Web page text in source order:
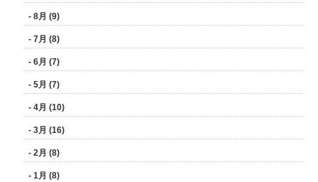
- 8月 (9)
- 7月 (8)
- 6月 (7)
- 5月 (7)
- 4月 (10)
- 3月 (16)
- 2月 (8)
- 1月 (8)